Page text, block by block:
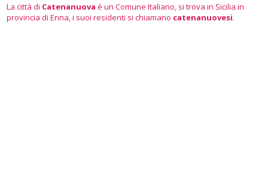
La città di Catenanuova è un Comune Italiano, si trova in Sicilia in
provincia di Enna, i suoi residenti si chiamano catenanuovesi.